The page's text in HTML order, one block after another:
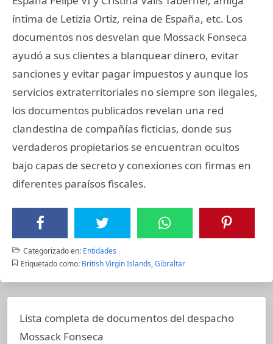
íntima de Letizia Ortiz, reina de España, etc. Los
documentos nos desvelan que Mossack Fonseca
ayudó a sus clientes a blanquear dinero, evitar
sanciones y evitar pagar impuestos y aunque los
servicios extraterritoriales no siempre son ilegales,
los documentos publicados revelan una red
clandestina de compañías ficticias, donde sus
verdaderos propietarios se encuentran ocultos
bajo capas de secreto y conexiones con firmas en
diferentes paraísos fiscales.
Categorizado en: Entidades
Etiquetado como: British Virgin Islands,Gibraltar
Lista completa de documentos del despacho
Mossack Fonseca